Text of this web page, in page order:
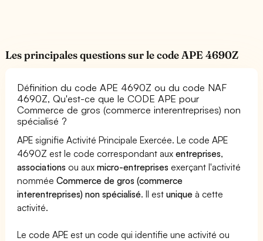
Les principales questions sur le code APE 4690Z
Définition du code APE 4690Z ou du code NAF
4690Z, Qu'est-ce que le CODE APE pour
Commerce de gros (commerce interentreprises) non
spécialisé ?
APE signifie Activité Principale Exercée. Le code APE
4690Z est le code correspondant auxentreprises,
associations ou auxmicro-entreprises exerçant l'activité
nomméeCommerce de gros (commerce
interentreprises) non spécialisé. Il estunique à cette
activité.
Le code APE est un code qui identifie une activité ou